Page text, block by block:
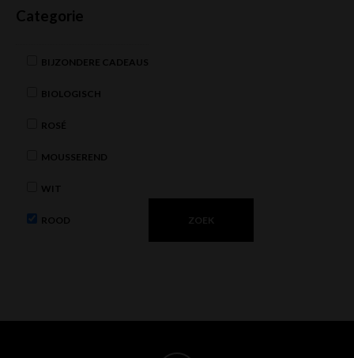
Categorie
BIJZONDERE CADEAUS
BIOLOGISCH
ROSÉ
MOUSSEREND
WIT
ROOD